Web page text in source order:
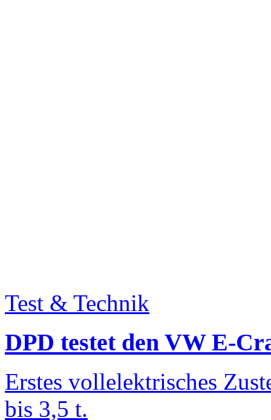
Test & Technik
DPD testet den VW E-
Erstes vollelektrisches
bis 3,5 t.